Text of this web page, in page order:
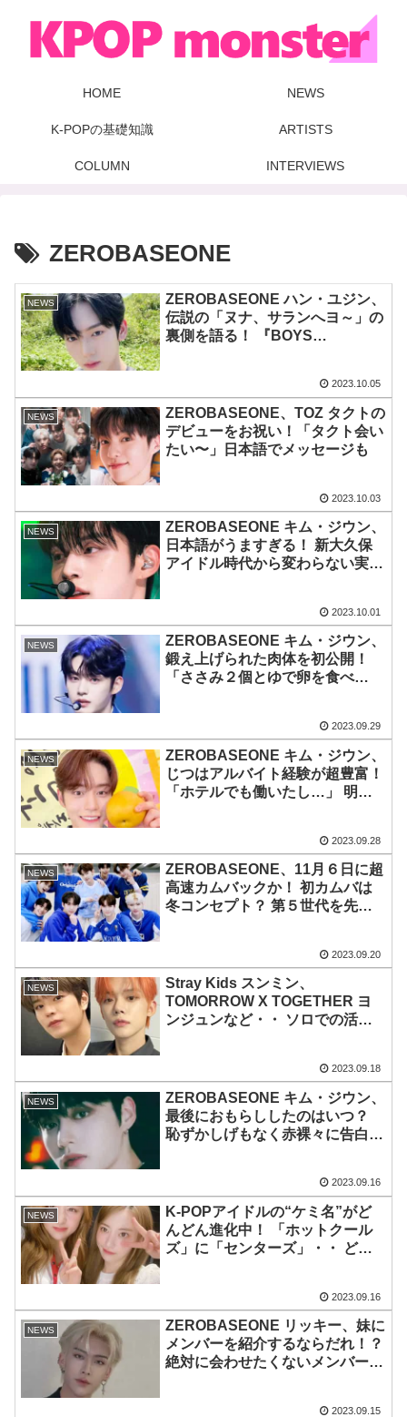
HOME NEWS
K-POPの基礎知識 ARTISTS
COLUMN INTERVIEWS
ZEROBASEONE
NEWS
ZEROBASEONE ハン・ユジン、
伝説の「ヌナ、サランへヨ～」の
裏側を語る！ 『BOYS
2023.10.05
NEWS
ZEROBASEONE、TOZ タクトの
デビューをお祝い！「タクト会い
たい〜」日本語でメッセージも
2023.10.03
NEWS
ZEROBASEONE キム・ジウン、
日本語がうますぎる！ 新大久保
アイドル時代から変わらない実
2023.10.01
NEWS
ZEROBASEONE キム・ジウン、
鍛え上げられた肉体を初公開！
「ささみ２個とゆで卵を食べ
2023.09.29
NEWS
ZEROBASEONE キム・ジウン、
じつはアルバイト経験が超豊富！
「ホテルでも働いたし…」 明か
2023.09.28
NEWS
ZEROBASEONE、11月６日に超
高速カムバックか！ 初カムバは
冬コンセプト？ 第５世代を先導
2023.09.20
NEWS
Stray Kids スンミン、
TOMORROW X TOGETHER ヨ
ンジュンなど・・ ソロでの活躍
2023.09.18
NEWS
ZEROBASEONE キム・ジウン、
最後におもらししたのはいつ？
恥ずかしげもなく赤裸々に告白！
2023.09.16
NEWS
K-POPアイドルの“ケミ名”がど
んどん進化中！ 「ホットクール
ズ」に「センターズ」・・ どん
2023.09.16
NEWS
ZEROBASEONE リッキー、妹に
メンバーを紹介するならだれ！？
絶対に会わせたくないメンバーの
2023.09.15